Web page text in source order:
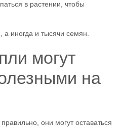
в растении, чтобы
иногда и тысячи семян.
могут
на
они могут оставаться